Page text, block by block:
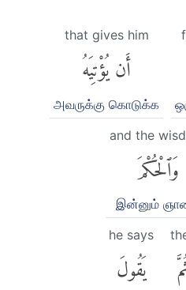
that gives him
أَن يُؤْتِيَهُ
அவருக்கு கொடுக்க
and the
وَٱلْحُكْمَ
இன்னும்
he says
يَقُولَ